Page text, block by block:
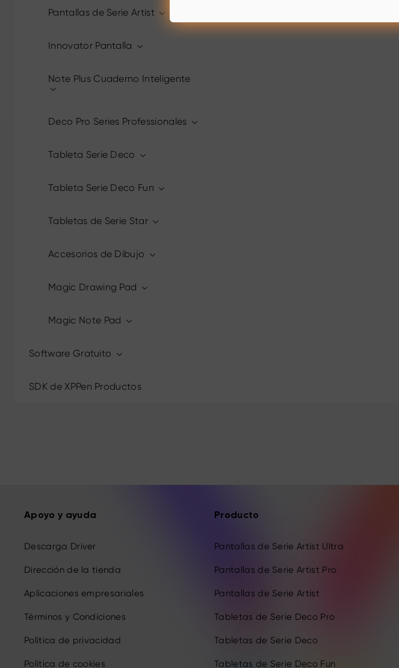
Pantallas de Serie Artist
Innovator Pantalla
Note Plus Cuaderno Inteligente
Deco Pro Series Professionales
Tableta Serie Deco
Tableta Serie Deco Fun
Tabletas de Serie Star
Accesorios de Dibujo
Magic Drawing Pad
Magic Note Pad
Software Gratuito
SDK de XPPen Productos
Apoyo y ayuda
Descarga Driver
Dirección de la tienda
Aplicaciones empresariales
Términos y Condiciones
Política de privacidad
Política de cookies
Producto
Pantallas de Serie Artist Ultra
Pantallas de Serie Artist Pro
Pantallas de Serie Artist
Tabletas de Serie Deco Pro
Tabletas de Serie Deco
Tabletas de Serie Deco Fun